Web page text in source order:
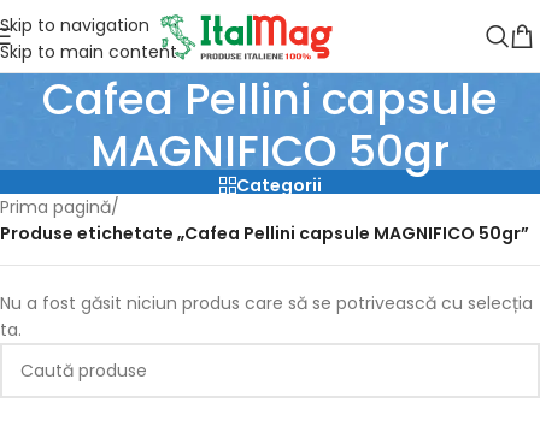
Skip to navigation
Skip to main content
Cafea Pellini capsule
MAGNIFICO 50gr
Categorii
Prima pagină/
Produse etichetate „Cafea Pellini capsule MAGNIFICO 50gr”
Nu a fost găsit niciun produs care să se potrivească cu selecția
ta.